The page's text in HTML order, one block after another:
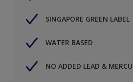
SINGAPORE GREEN LABEL
WATER BASED
NO ADDED LEAD &